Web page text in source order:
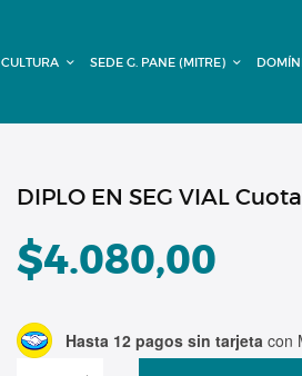
CULTURA SEDE G. PANE (MITRE)
DIPLO EN SEG VIAL
$4.080,00
Hasta 12 pagos sin tarjeta con